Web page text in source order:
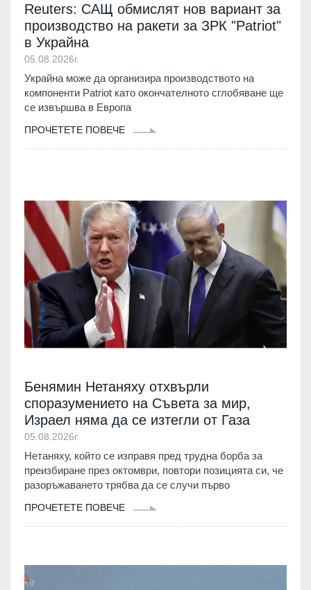
Reuters: САЩ обмислят нов вариант за
производство на ракети за ЗРК "Patriot"
в Украйна
05.08.2026г.
Украйна може да организира производството на
компоненти Patriot като окончателното сглобяване ще
се извършва в Европа
ПРОЧЕТЕТЕ ПОВЕЧЕ
Бенямин Нетаняху отхвърли
споразумението на Съвета за мир,
Израел няма да се изтегли от Газа
05.08.2026г.
Нетаняху, който се изправя пред трудна борба за
преизбиране през октомври, повтори позицията си, че
разоръжаването трябва да се случи първо
ПРОЧЕТЕТЕ ПОВЕЧЕ